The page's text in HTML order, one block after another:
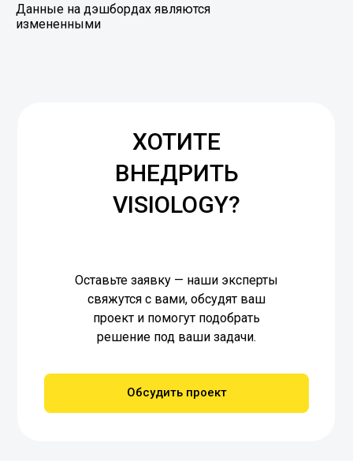
Данные на дэшбордах являются
измененными
ХОТИТЕ
ВНЕДРИТЬ
VISIOLOGY?
Оставьте заявку — наши эксперты
свяжутся с вами, обсудят ваш
проект и помогут подобрать
решение под ваши задачи.
Обсудить проект